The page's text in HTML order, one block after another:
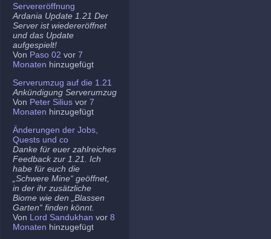
Servereröffnung
Ardania Update 1.21 Der
Server ist wiedereröffnet
und das Update
aufgespielt!
Von Paso 02 vor 7
Monaten hinzugefügt
Serverumzug auf die 1.21
Ankündigung Serverumzug
Von Peter Silius vor 7
Monaten hinzugefügt
Änderungen der Jobs,
Quests und co
Danke für euer zahlreiches
Feedback zur 1.21. Ich
habe für euch die
„Schwere Mine“ geöffnet,
in der ihr zusätzliche
Biome wie den „Blassen
Garten“ finden könnt.
Von Lord Sandukhan vor 8
Monaten hinzugefügt